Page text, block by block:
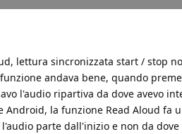
lettura sincronizzata start / stop
andava bene, quando
l'audio ripartiva da dove avevo
Android, la funzione Read Aloud fa
parte dall'inizio e non da dove